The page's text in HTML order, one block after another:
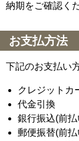
納期をご確認く
お支払方法
下記のお支払い
クレジットカ
代金引換
銀行振込(前払
郵便振替(前払